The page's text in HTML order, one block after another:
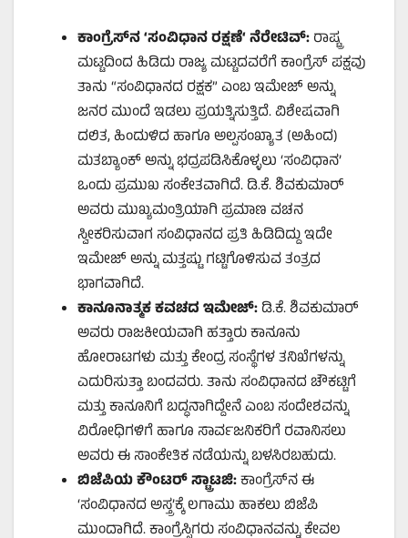
ಕಾಂಗ್ರೆಸ್‌ನ‘ಸಂವಿಧಾನ ರಕ್ಷಣೆ‘ನೆರೇಟಿವ್:ರಾಷ್ಟ್ರ
ಮಟ್ಟದಿಂದ ಹಿಡಿದು ರಾಜ್ಯ ಮಟ್ಟದವರೆಗೆ ಕಾಂಗ್ರೆಸ್ ಪಕ್ಷವು
ತಾನು “ಸಂವಿಧಾನದ ರಕ್ಷಕ” ಎಂಬ ಇಮೇಜ್ ಅನ್ನು
ಜನರ ಮುಂದೆ ಇಡಲು ಪ್ರಯತ್ನಿಸುತ್ತಿದೆ. ವಿಶೇಷವಾಗಿ
ದಲಿತ, ಹಿಂದುಳಿದ ಹಾಗೂ ಅಲ್ಪಸಂಖ್ಯಾತ (ಅಹಿಂದ)
ಮತಬ್ಯಾಂಕ್ ಅನ್ನು ಭದ್ರಪಡಿಸಿಕೊಳ್ಳಲು ‘ಸಂವಿಧಾನ’
ಒಂದು ಪ್ರಮುಖ ಸಂಕೇತವಾಗಿದೆ. ಡಿ.ಕೆ. ಶಿವಕುಮಾರ್
ಅವರು ಮುಖ್ಯಮಂತ್ರಿಯಾಗಿ ಪ್ರಮಾಣ ವಚನ
ಸ್ವೀಕರಿಸುವಾಗ ಸಂವಿಧಾನದ ಪ್ರತಿ ಹಿಡಿದಿದ್ದು ಇದೇ
ಇಮೇಜ್ ಅನ್ನು ಮತ್ತಷ್ಟು ಗಟ್ಟಿಗೊಳಿಸುವ ತಂತ್ರದ
ಭಾಗವಾಗಿದೆ.
ಕಾನೂನಾತ್ಮಕ ಕವಚದ ಇಮೇಜ್:ಡಿ.ಕೆ. ಶಿವಕುಮಾರ್
ಅವರು ರಾಜಕೀಯವಾಗಿ ಹತ್ತಾರು ಕಾನೂನು
ಹೋರಾಟಗಳು ಮತ್ತು ಕೇಂದ್ರ ಸಂಸ್ಥೆಗಳ ತನಿಖೆಗಳನ್ನು
ಎದುರಿಸುತ್ತಾ ಬಂದವರು. ತಾನು ಸಂವಿಧಾನದ ಚೌಕಟ್ಟಿಗೆ
ಮತ್ತು ಕಾನೂನಿಗೆ ಬದ್ಧನಾಗಿದ್ದೇನೆ ಎಂಬ ಸಂದೇಶವನ್ನು
ವಿರೋಧಿಗಳಿಗೆ ಹಾಗೂ ಸಾರ್ವಜನಿಕರಿಗೆ ರವಾನಿಸಲು
ಅವರು ಈ ಸಾಂಕೇತಿಕ ನಡೆಯನ್ನು ಬಳಸಿರಬಹುದು.
ಬಿಜೆಪಿಯ ಕೌಂಟರ್ ಸ್ಟ್ರಾಟಜಿ:ಕಾಂಗ್ರೆಸ್‌ನ ಈ
‘ಸಂವಿಧಾನದ ಅಸ್ತ್ರ’ಕ್ಕೆ ಲಗಾಮು ಹಾಕಲು ಬಿಜೆಪಿ
ಮುಂದಾಗಿದೆ. ಕಾಂಗ್ರೆಸ್ಸಿಗರು ಸಂವಿಧಾನವನ್ನು ಕೇವಲ